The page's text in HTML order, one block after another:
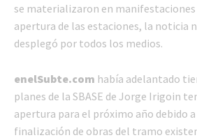
se materializaron en manifestaciones
apertura de las estaciones, la noticia
desplegó por todos los medios.
enelSubte.com había adelantado
planes de la SBASE de Jorge Irigoin
apertura para el próximo año debido
finalización de obras del tramo